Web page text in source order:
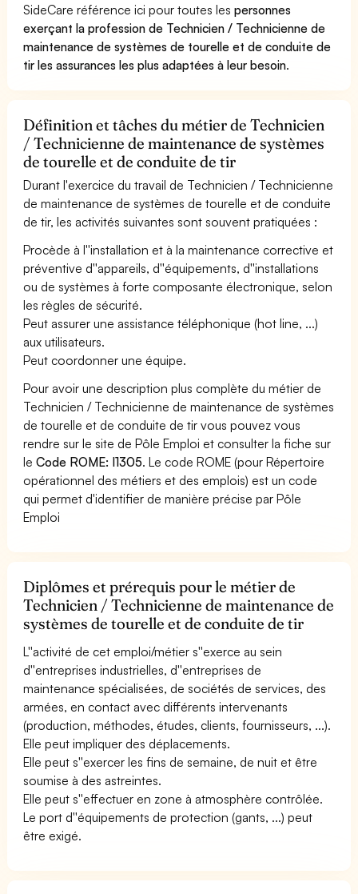
SideCare référence ici pour toutes lespersonnes
exerçant la profession de Technicien / Technicienne de
maintenance de systèmes de tourelle et de conduite de
tir les assurances les plus adaptées à leur besoin.
Définition et tâches du métier de Technicien
/ Technicienne de maintenance de systèmes
de tourelle et de conduite de tir
Durant l'exercice du travail de Technicien / Technicienne
de maintenance de systèmes de tourelle et de conduite
de tir, les activités suivantes sont souvent pratiquées :
Procède à l''installation et à la maintenance corrective et
préventive d''appareils, d''équipements, d''installations
ou de systèmes à forte composante électronique, selon
les règles de sécurité.
Peut assurer une assistance téléphonique (hot line, ...)
aux utilisateurs.
Peut coordonner une équipe.
Pour avoir une description plus complète du métier de
Technicien / Technicienne de maintenance de systèmes
de tourelle et de conduite de tir vous pouvez vous
rendre sur le site de Pôle Emploi et consulter la fiche sur
leCode ROME: I1305. Le code ROME (pour Répertoire
opérationnel des métiers et des emplois) est un code
qui permet d'identifier de manière précise par Pôle
Emploi
Diplômes et prérequis pour le métier de
Technicien / Technicienne de maintenance de
systèmes de tourelle et de conduite de tir
L''activité de cet emploi/métier s''exerce au sein
d''entreprises industrielles, d''entreprises de
maintenance spécialisées, de sociétés de services, des
armées, en contact avec différents intervenants
(production, méthodes, études, clients, fournisseurs, ...).
Elle peut impliquer des déplacements.
Elle peut s''exercer les fins de semaine, de nuit et être
soumise à des astreintes.
Elle peut s''effectuer en zone à atmosphère contrôlée.
Le port d''équipements de protection (gants, ...) peut
être exigé.